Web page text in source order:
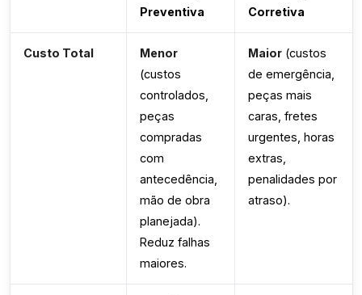
Preventiva
Corretiva
Custo Total
Menor
(custos
controlados,
peças
compradas
com
antecedência,
mão de obra
planejada).
Reduz falhas
maiores.
Maior (custos
de emergência,
peças mais
caras, fretes
urgentes, horas
extras,
penalidades por
atraso).